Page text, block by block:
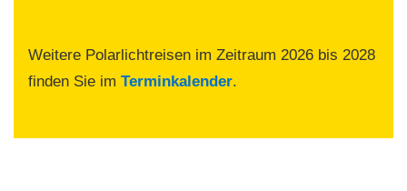
Weitere Polarlichtreisen im Zeitraum 2026 bis 2028
finden Sie im Terminkalender.